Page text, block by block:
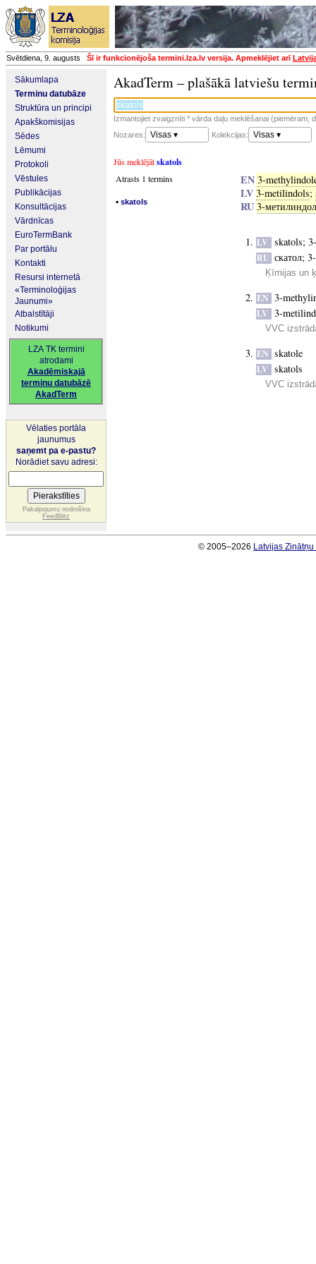
Svētdiena, 9. augusts Šī ir funkcionējoša termini.lza.lv versija. Apmeklējiet arī
Sākumlapa
Terminu datubāze
Struktūra un principi
Apakškomisijas
Sēdes
Lēmumi
Protokoli
Vēstules
Publikācijas
Konsultācijas
Vārdnīcas
EuroTermBank
Par portālu
Kontakti
Resursi internetā
«Terminoloģijas
Jaunumi»
Atbalstītāji
Notikumi
LZA TK termini
atrodami
Akadēmiskajā
terminu datubāzē
AkadTerm
Vēlaties portāla
jaunumus
saņemt pa e-pastu?
Norādiet savu adresi:
Pakalpojumu nodrošina
FeedBlitz
AkadTerm – plašākā latviešu
Izmantojiet zvaigznīti * vārda daļu meklēšanai (piemēram,
Nozares:
Visas ▾ Kolekcijas: Visas ▾
Jūs meklējātskatols
Atrasts 1 termins
▪ skatols
EN 3-
LV 3-metilindols;
RU 3-метилиндол
LV skatols;
RU скатол;
Ķīmijas un
EN 3-
LV 3-
VVC
EN skatole
LV skatols
VVC
© 2005–2026 Latvijas